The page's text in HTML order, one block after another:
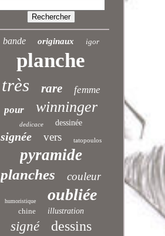
bande originaux igor
planche
très rare
femme
pour
winninger
dedicace dessinée
signée vers tatopoulos
pyramide
planches couleur
humoristique oubliée
chine illustration
signé dessins